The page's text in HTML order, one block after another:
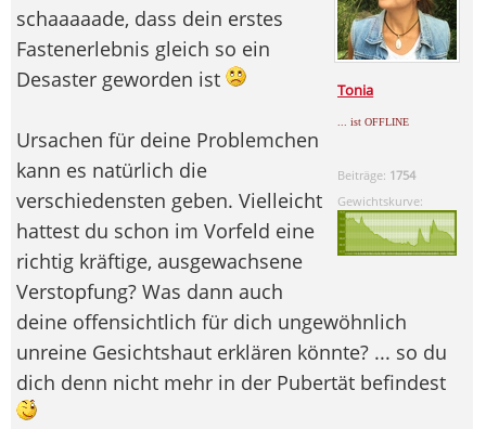
Tonia
... ist OFFLINE
Beiträge: 1754
Gewichtskurve:
schaaaaade, dass dein erstes
Fastenerlebnis gleich so ein
Desaster geworden ist
Ursachen für deine Problemchen
kann es natürlich die
verschiedensten geben. Vielleicht
hattest du schon im Vorfeld eine
richtig kräftige, ausgewachsene
Verstopfung? Was dann auch
deine offensichtlich für dich ungewöhnlich
unreine Gesichtshaut erklären könnte? ... so du
dich denn nicht mehr in der Pubertät befindest